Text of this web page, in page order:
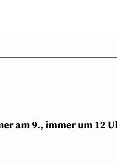
am 9., immer um 12